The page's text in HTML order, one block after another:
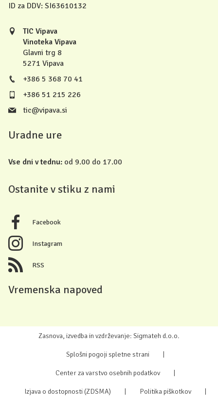
ID za DDV: SI63610132
TIC Vipava
Vinoteka Vipava
Glavni trg 8
5271 Vipava
+386 5 368 70 41
+386 51 215 226
tic@vipava.si
Uradne ure
Vse dni v tednu: od 9.00 do 17.00
Ostanite v stiku z nami
Facebook
Instagram
RSS
Vremenska napoved
Zasnova, izvedba in vzdrževanje: Sigmateh d.o.o.
Splošni pogoji spletne strani |
Center za varstvo osebnih podatkov |
Izjava o dostopnosti (ZDSMA) | Politika piškotkov |